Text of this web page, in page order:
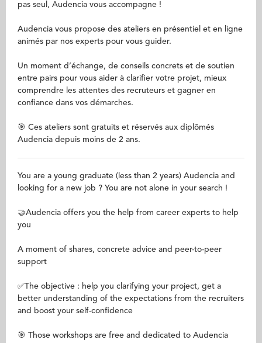
pas seul, Audencia vous accompagne !
Audencia vous propose des ateliers en présentiel et en ligne
animés par nos experts pour vous guider.
Un moment d’échange, de conseils concrets et de soutien
entre pairs pour vous aider à clarifier votre projet, mieux
comprendre les attentes des recruteurs et gagner en
confiance dans vos démarches.
🎯 Ces ateliers sont gratuits et réservés aux diplômés
Audencia depuis moins de 2 ans.
You are a young graduate (less than 2 years) Audencia and
looking for a new job ? You are not alone in your search !
🤝Audencia offers you the help from career experts to help
you
A moment of shares, concrete advice and peer-to-peer
support
✅The objective : help you clarifying your project, get a
better understanding of the expectations from the recruiters
and boost your self-confidence
🎯 Those workshops are free and dedicated to Audencia